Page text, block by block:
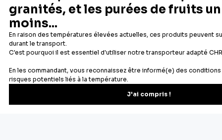
Fabricant français reconnu Offerte dès 69 € en point
Newsletter
Recevez les recettes, astuces et offres spéciales.